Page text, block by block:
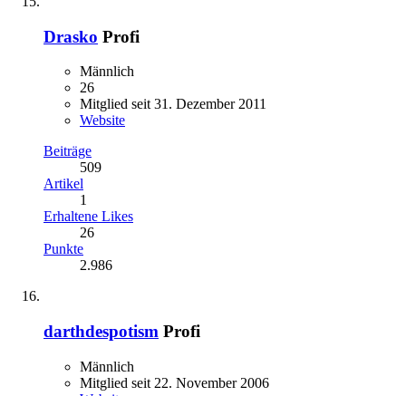
Drasko Profi
Männlich
26
Mitglied seit 31. Dezember 2011
Website
Beiträge
509
Artikel
1
Erhaltene Likes
26
Punkte
2.986
darthdespotism Profi
Männlich
Mitglied seit 22. November 2006